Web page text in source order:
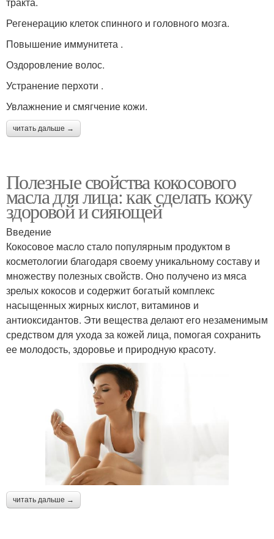
Регенерацию клеток спинного и головного мозга.
Повышение иммунитета .
Оздоровление волос.
Устранение перхоти .
Увлажнение и смягчение кожи.
читать дальше →
Полезные свойства кокосового
масла для лица: как сделать кожу
здоровой и сияющей
Введение
Кокосовое масло стало популярным продуктом в
косметологии благодаря своему уникальному составу и
множеству полезных свойств. Оно получено из мяса
зрелых кокосов и содержит богатый комплекс
насыщенных жирных кислот, витаминов и
антиоксидантов. Эти вещества делают его незаменимым
средством для ухода за кожей лица, помогая сохранить
ее молодость, здоровье и природную красоту.
читать дальше →